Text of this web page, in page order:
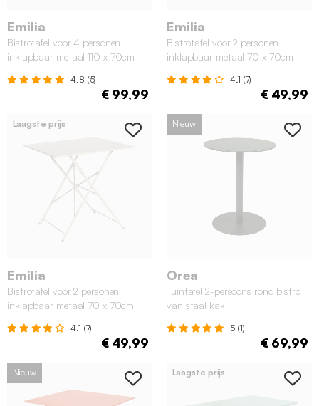
Emilia
Bistrotafel voor 4 personen
inklapbaar metaal 110 x 70cm
4.8 (5)
€ 99,99
Emilia
Bistrotafel voor 2 personen
inklapbaar metaal 70 x 70cm
4.1 (7)
€ 49,99
Laagste prijs
Emilia
Bistrotafel voor 2 personen
inklapbaar metaal 70 x 70cm
4.1 (7)
€ 49,99
Nieuw
Orea
Tuintafel 2-persoons rond bistro
van staal kaki
5 (1)
€ 69,99
Nieuw Laagste prijs